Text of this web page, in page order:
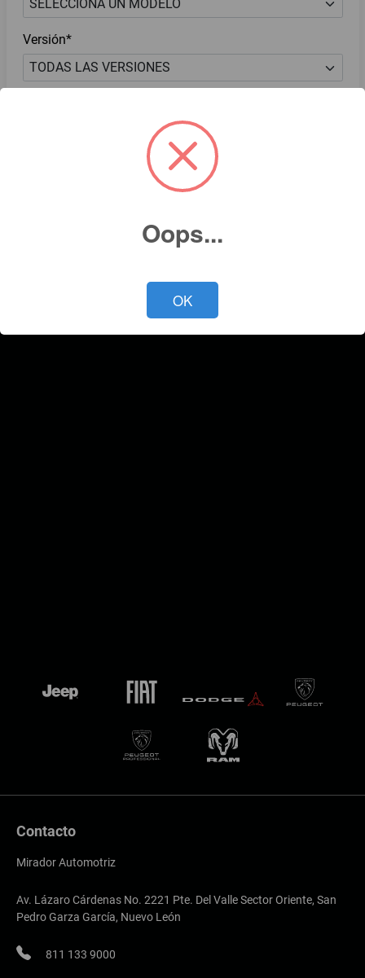
Versión*
Deseo recibir ofertas y novedades.
Cotiza ahora
Contacto
Mirador Automotriz
Av. Lázaro Cárdenas No. 2221 Pte. Del Valle Sector Oriente, San
Pedro Garza García, Nuevo León
811 133 9000
Oops...
OK